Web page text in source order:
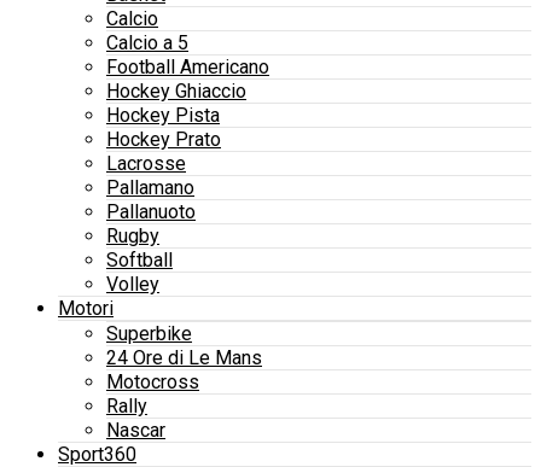
Calcio
Calcio a 5
Football Americano
Hockey Ghiaccio
Hockey Pista
Hockey Prato
Lacrosse
Pallamano
Pallanuoto
Rugby
Softball
Volley
Motori
Superbike
24 Ore di Le Mans
Motocross
Rally
Nascar
Sport360